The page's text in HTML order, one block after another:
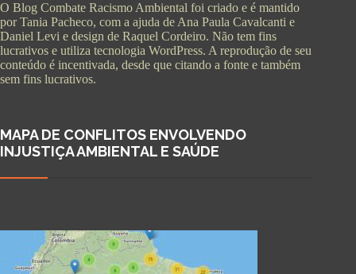
O Blog Combate Racismo Ambiental foi criado e é mantido
por Tania Pacheco, com a ajuda de Ana Paula Cavalcanti e
Daniel Levi e design de Raquel Cordeiro. Não tem fins
lucrativos e utiliza tecnologia WordPress. A reprodução de seu
conteúdo é incentivada, desde que citando a fonte e também
sem fins lucrativos.
MAPA DE CONFLITOS ENVOLVENDO
INJUSTIÇA AMBIENTAL E SAÚDE